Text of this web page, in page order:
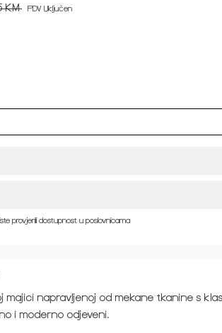
KM PDV Uključen
provjerili dostupnost u poslovnicama
majici napravljenoj od mekane tkanine s
i moderno odjeveni.